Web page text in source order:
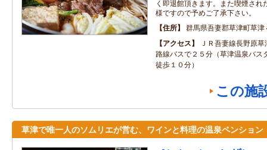
く即退館頂きます。また喫煙さ
様ですので予めご了承下さい。
住所
群馬県吾妻郡草津町草
アクセス
ＪＲ吾妻線長野原
路線バスで２５分（草津温泉バス
徒歩１０分）
この施
草津で唯一人のソムリエが営む、ワインと料理の温泉ペンション